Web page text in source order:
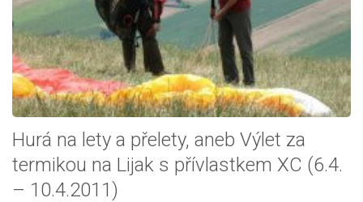
Hurá na lety a přelety, aneb Výlet za
termikou na Lijak s přívlastkem XC (6.4.
– 10.4.2011)